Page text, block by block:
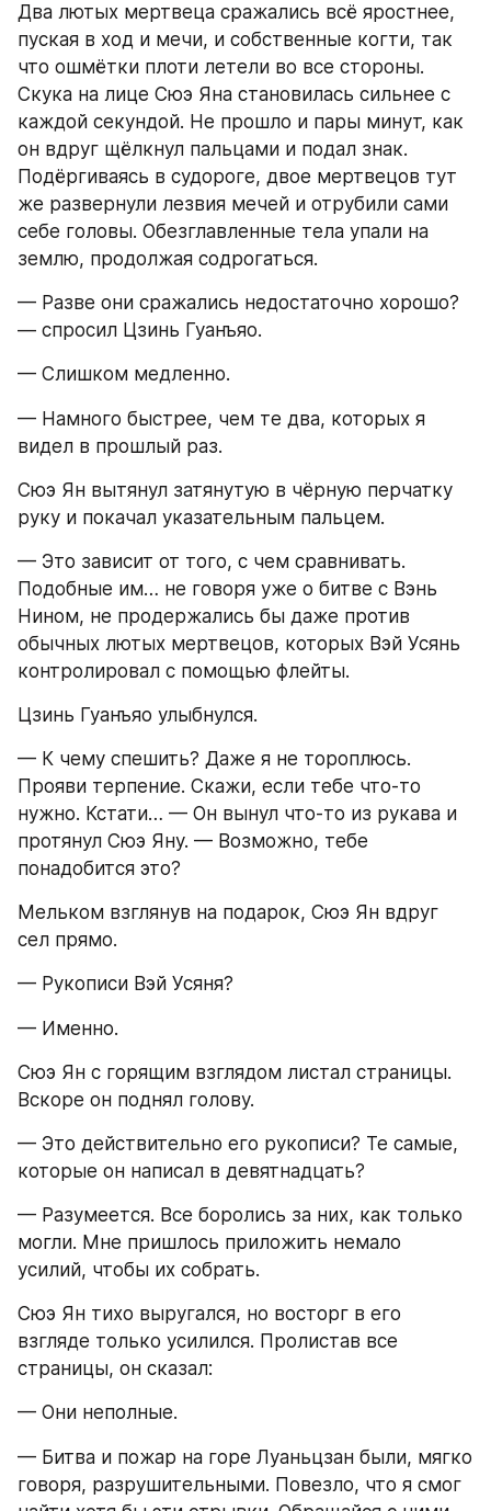
Два лютых мертвеца сражались всё яростнее,
пуская в ход и мечи, и собственные когти, так
что ошмётки плоти летели во все стороны.
Скука на лице Сюэ Яна становилась сильнее с
каждой секундой. Не прошло и пары минут, как
он вдруг щёлкнул пальцами и подал знак.
Подёргиваясь в судороге, двое мертвецов тут
же развернули лезвия мечей и отрубили сами
себе головы. Обезглавленные тела упали на
землю, продолжая содрогаться.
— Разве они сражались недостаточно хорошо?
— спросил Цзинь Гуанъяо.
— Слишком медленно.
— Намного быстрее, чем те два, которых я
видел в прошлый раз.
Сюэ Ян вытянул затянутую в чёрную перчатку
руку и покачал указательным пальцем.
— Это зависит от того, с чем сравнивать.
Подобные им… не говоря уже о битве с Вэнь
Нином, не продержались бы даже против
обычных лютых мертвецов, которых Вэй Усянь
контролировал с помощью флейты.
Цзинь Гуанъяо улыбнулся.
— К чему спешить? Даже я не тороплюсь.
Прояви терпение. Скажи, если тебе что-то
нужно. Кстати… — Он вынул что-то из рукава и
протянул Сюэ Яну. — Возможно, тебе
понадобится это?
Мельком взглянув на подарок, Сюэ Ян вдруг
сел прямо.
— Рукописи Вэй Усяня?
— Именно.
Сюэ Ян с горящим взглядом листал страницы.
Вскоре он поднял голову.
— Это действительно его рукописи? Те самые,
которые он написал в девятнадцать?
— Разумеется. Все боролись за них, как только
могли. Мне пришлось приложить немало
усилий, чтобы их собрать.
Сюэ Ян тихо выругался, но восторг в его
взгляде только усилился. Пролистав все
страницы, он сказал:
— Они неполные.
— Битва и пожар на горе Луаньцзан были, мягко
говоря, разрушительными. Повезло, что я смог